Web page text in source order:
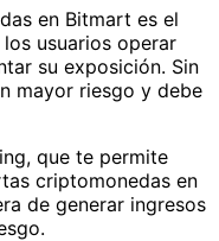
en Bitmart es el
usuarios operar
su exposición. Sin
mayor riesgo y debe
que te permite
criptomonedas en
de generar ingresos